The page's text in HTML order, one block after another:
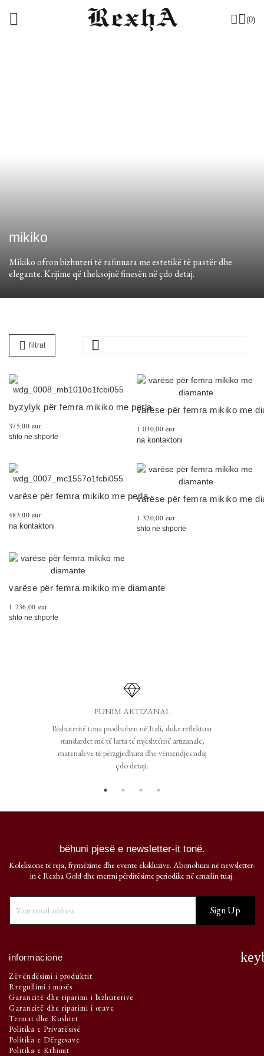
(0)
mikiko
Mikiko ofron bizhuteri të rafinuara me estetikë të pastër dhe
elegante. Krijime që theksojnë finesën në çdo detaj.

filtrat
byzylyk për femra mikiko me perla
375,00 eur
shto në shportë
varëse për femra mikiko me
1 030,00 eur
na kontaktoni
varëse për femra mikiko me perla
483,00 eur
na kontaktoni
varëse për femra mikiko me
1 320,00 eur
shto në shportë
varëse për femra mikiko me diamante
1 236,00 eur
shto në shportë
PUNIM ARTIZANAL
Bizhuteritë tona prodhohen në Itali, duke reflektuar
standardet më të larta të mjeshtërisë artizanale,
materialeve të përzgjedhura dhe vëmendjes ndaj
çdo detaji.
bëhuni pjesë e newsletter-it tonë.
Koleksione të reja, frymëzime dhe evente ekskluzive. Abonohuni në newsletter-
in e Rexha Gold dhe merrni përditësime periodike në emailin tuaj.
informacione
Zëvëndësimi i produktit
Rregullimi i masës
Garancitë dhe riparimi i bizhuterive
Garancitë dhe riparimi i orave
Termat dhe Kushtet
Politika e Privatësisë
Politika e Dërgesave
Politika e Kthimit